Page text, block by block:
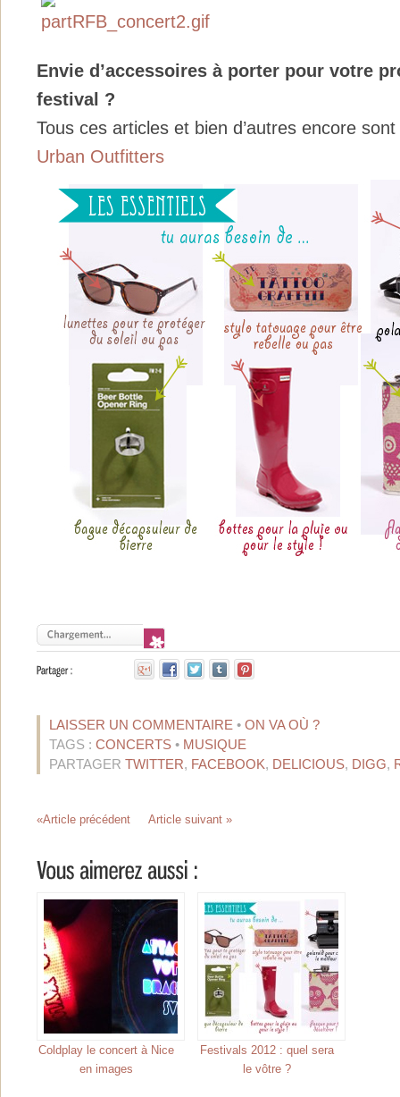
Envie d’accessoires à porter pour votre
festival ?
Tous ces articles et bien d’autres encore
Urban Outfitters
LAISSER UN COMMENTAIRE • ON VA OÙ ?
TAGS : CONCERTS • MUSIQUE
PARTAGER TWITTER, FACEBOOK, DELICIOUS, DIGG,
«Article précédent Article suivant »
Coldplay le concert à Nice
en images
Festivals 2012 : quel sera
le vôtre ?